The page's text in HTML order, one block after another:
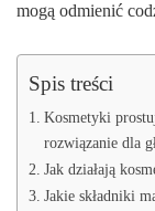
mogą odmienić
Spis treści
Kosmetyki
rozwiązanie dla
Jak działają
Jakie składniki